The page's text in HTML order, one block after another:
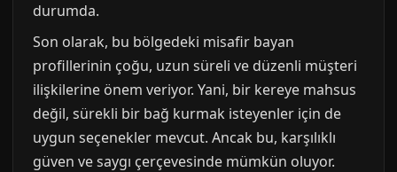
durumda.
Son olarak, bu bölgedeki misafir bayan
profillerinin çoğu, uzun süreli ve düzenli müşteri
ilişkilerine önem veriyor. Yani, bir kereye mahsus
değil, sürekli bir bağ kurmak isteyenler için de
uygun seçenekler mevcut. Ancak bu, karşılıklı
güven ve saygı çerçevesinde mümkün oluyor.